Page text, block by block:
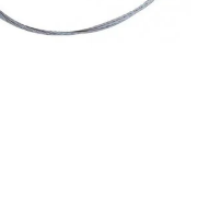
NIKL